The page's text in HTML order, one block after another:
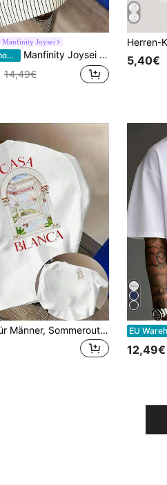
Manfinity Joysei
EU Warehouse Manfinity Joysei Herren Lässig Lustige Niedliche Schwarze Katze Muster Patchwork Rundhals T-Shirt, Gestreiftes T-Shirt, Geeignet für Schule, Freundschaftsgeschenk
14,49€
5,40€
T-Shirt für Männer, Sommeroutfit für Männer, Y2K-Streetwear-Shirt für Männer, Baumwoll-Oberteile, Damen-T-Shirt-Oberteile, 90er-Jahre-Stil, Vatertagsgeschenk, Festival-Outfit für Männer
12,49€